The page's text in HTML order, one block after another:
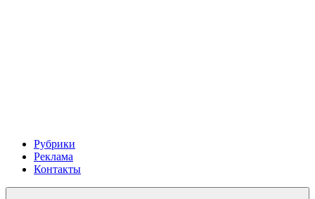
Рубрики
Реклама
Контакты